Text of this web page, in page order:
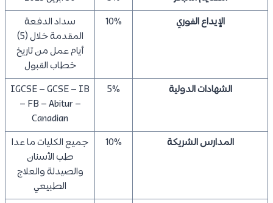
الإيداع الفوري
10%
سداد الدفعة
المقدمة خلال (5)
أيام عمل من تاريخ
خطاب القبول
الشهادات الدولية
5%
IGCSE – GCSE – IB
– FB – Abitur –
Canadian
المدارس الشريكة
10%
جميع الكليات ما عدا
طب الأسنان
والصيدلة والعلاج
الطبيعي